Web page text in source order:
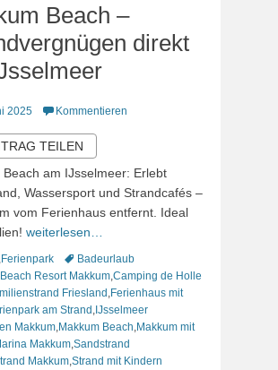
Beach –
direkt
2025 Kommentieren
TEILEN
Beach am IJsselmeer: Erlebt
Wassersport und Strandcafés –
vom Ferienhaus entfernt. Ideal
weiterlesen…
Ferienpark Schlagworte
Badeurlaub
Beach Resort Makkum Camping de Holle
Friesland Ferienhaus mit
am Strand IJsselmeer
Makkum Makkum Beach Makkum mit
Makkum Sandstrand
Makkum Strand mit Kindern